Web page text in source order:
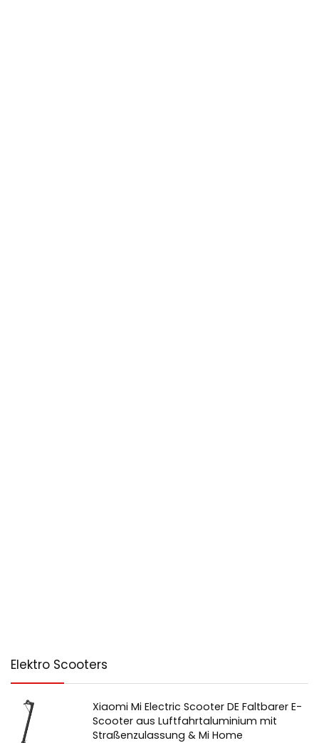
Elektro Scooters
Xiaomi Mi Electric Scooter DE Faltbarer E-
Scooter aus Luftfahrtaluminium mit
Straßenzulassung & Mi Home